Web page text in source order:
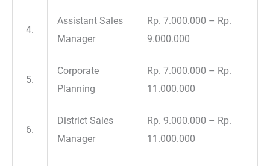
4.
Assistant Sales
Manager
Rp. 7.000.000 – Rp.
9.000.000
5.
Corporate
Planning
Rp. 7.000.000 – Rp.
11.000.000
6.
District Sales
Manager
Rp. 9.000.000 – Rp.
11.000.000